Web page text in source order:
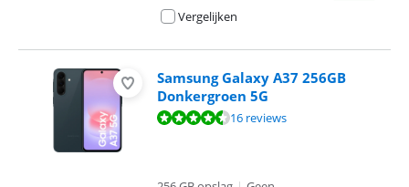
Vergelijken
Samsung Galaxy A37 256GB
Donkergroen 5G
Beoordeling is 9,3 van de 10, gebaseerd op 16 reviews.
16 reviews